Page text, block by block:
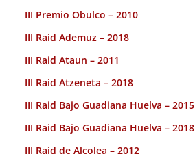
III Premio Obulco – 2010
III Raid Ademuz – 2018
III Raid Ataun – 2011
III Raid Atzeneta – 2018
III Raid Bajo Guadiana Huelva – 2015
III Raid Bajo Guadiana Huelva – 2018
III Raid de Alcolea – 2012